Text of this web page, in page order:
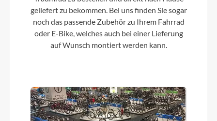
geliefert zu bekommen. Bei uns finden Sie sogar
noch das passende Zubehör zu Ihrem Fahrrad
oder E-Bike, welches auch bei einer Lieferung
auf Wunsch montiert werden kann.